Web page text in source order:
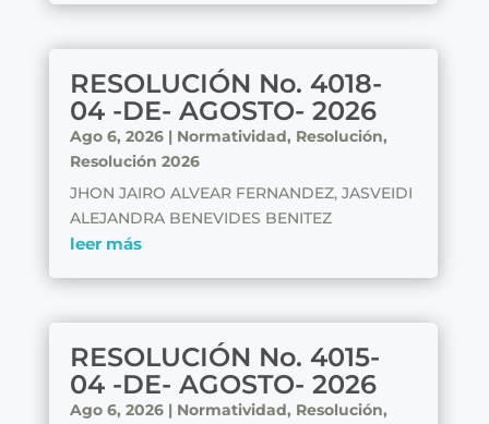
RESOLUCIÓN No. 4018-
04 -DE- AGOSTO- 2026
Ago 6, 2026| Normatividad, Resolución,
Resolución 2026
JHON JAIRO ALVEAR FERNANDEZ, JASVEIDI
ALEJANDRA BENEVIDES BENITEZ
leer más
RESOLUCIÓN No. 4015-
04 -DE- AGOSTO- 2026
Ago 6, 2026| Normatividad, Resolución,